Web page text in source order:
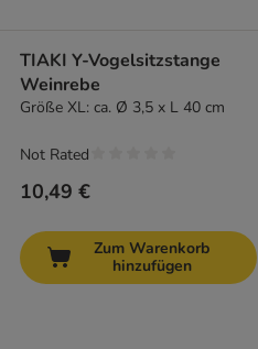
TIAKI Y-Vogelsitzstange
Weinrebe
Größe XL: ca. Ø 3,5 x L 40 cm
10,49 €
Not Rated
Zum Warenkorb
hinzufügen